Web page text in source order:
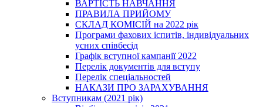
ВАРТІСТЬ НАВЧАННЯ
ПРАВИЛА ПРИЙОМУ
СКЛАД КОМІСІЙ на 2022 рік
Програми фахових іспитів, індивідуальних
усних співбесід
Графік вступної кампанії 2022
Перелік документів для вступу
Перелік спеціальностей
НАКАЗИ ПРО ЗАРАХУВАННЯ
Вступникам (2021 рік)